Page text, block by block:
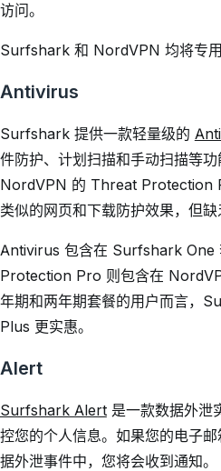
访问。
Surfshark 和 NordVPN 均将专用
Antivirus
Surfshark 提供一款轻量级的
件防护、计划扫描和手动扫描等功
NordVPN 的 Threat Protection
类似的网页和下载防护效果，但缺
Antivirus 包含在 Surfshark One
Protection Pro 则包含在
年期和两年期套餐的用户而言，
Plus 更实惠。
Alert
Surfshark Alert是一款数据外泄
控您的个人信息。如果您的电子
据外泄事件中，您将会收到通知。